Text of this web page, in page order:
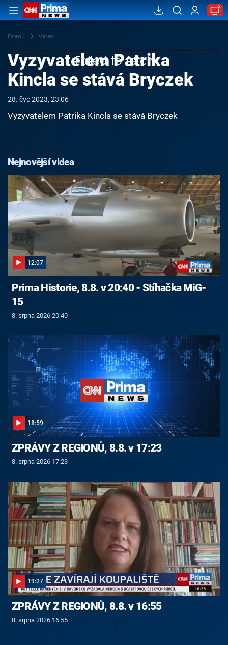
Domů Videa
Failed to fetch
Vyzyvatelem Patrika
Kincla se stává Bryczek
28. čvc 2023, 23:06
Vyzyvatelem Patrika Kincla se stává Bryczek
Nejnovější videa
12:07
Prima Historie, 8.8. v 20:40 - Stíhačka MiG-
15
8. srpna 2026 20:40
18:59
ZPRÁVY Z REGIONŮ, 8.8. v 17:23
8. srpna 2026 17:23
19:27
ZPRÁVY Z REGIONŮ, 8.8. v 16:55
8. srpna 2026 16:55